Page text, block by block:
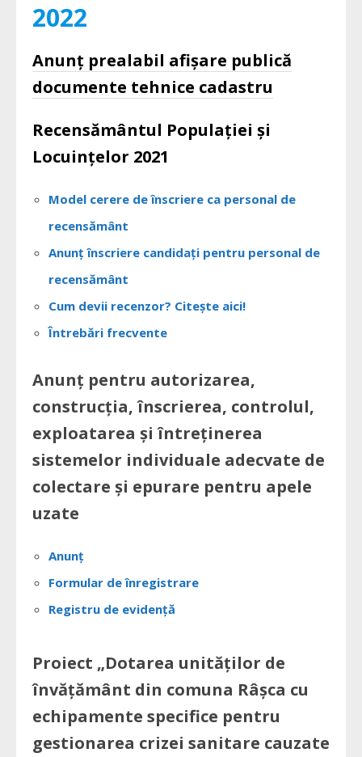
2022
Anunț prealabil afișare publică
documente tehnice cadastru
Recensământul Populației și
Locuințelor 2021
Model cerere de înscriere ca personal de
recensământ
Anunț înscriere candidați pentru personal de
recensământ
Cum devii recenzor? Citește aici!
Întrebări frecvente
Anunț pentru autorizarea,
construcția, înscrierea, controlul,
exploatarea și întreținerea
sistemelor individuale adecvate de
colectare și epurare pentru apele
uzate
Anunț
Formular de înregistrare
Registru de evidență
Proiect „Dotarea unităților de
învățământ din comuna Râșca cu
echipamente specifice pentru
gestionarea crizei sanitare cauzate